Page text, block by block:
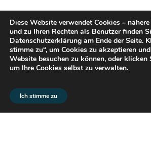
Diese Website verwendet Cookies –
und zu Ihren Rechten als Benutzer finden
Datenschutzerklärung am Ende der Seite.
stimme zu“, um Cookies zu akzeptieren
Website besuchen zu können, oder klicken
um Ihre Cookies selbst zu verwalten.
Ich stimme zu